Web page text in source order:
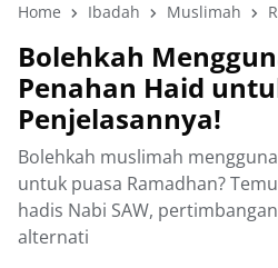
Home Ibadah Muslimah
Bolehkah
Penahan Haid
Penjelasannya!
Bolehkah muslimah
untuk puasa Ramadhan?
hadis Nabi SAW,
alternati